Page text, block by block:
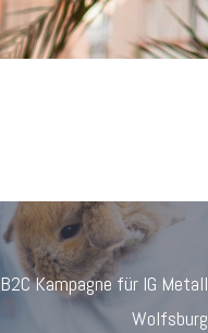
B2C Kampagne für IG Metall
Wolfsburg